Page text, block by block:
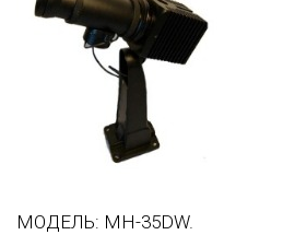
МОДЕЛЬ: MH-35DW.